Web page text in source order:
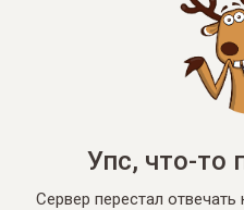
Упс, что-то
Сервер перестал